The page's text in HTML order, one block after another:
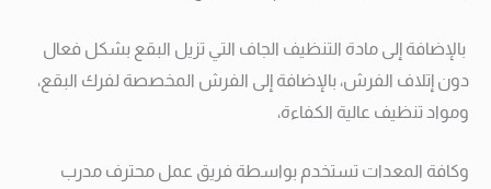
بالإضافة إلى مادة التنظيف الجاف التي تزيل البقع بشكل فعال
دون إتلاف الفرش، بالإضافة إلى الفرش المخصصة لفرك البقع،
ومواد تنظيف عالية الكفاءة،
وكافة المعدات تستخدم بواسطة فريق عمل محترف مدرب